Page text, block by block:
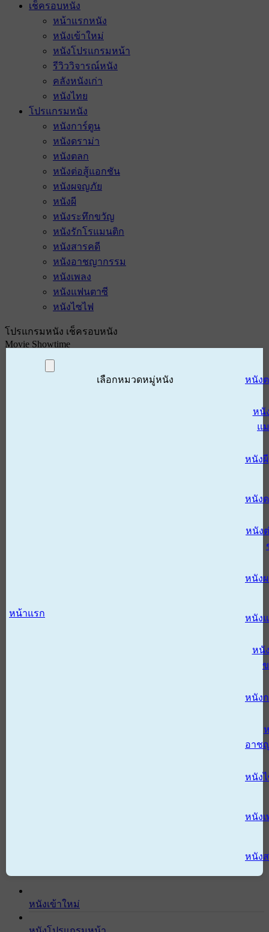
เช็ครอบหนัง
หน้าแรกหนัง
หนังเข้าใหม่
หนังโปรแกรมหน้า
รีวิววิจารณ์หนัง
คลังหนังเก่า
หนังไทย
โปรแกรมหนัง
หนังการ์ตูน
หนังดราม่า
หนังตลก
หนังต่อสู้แอกชัน
หนังผจญภัย
หนังผี
หนังระทึกขวัญ
หนังรักโรแมนติก
หนังสารคดี
หนังอาชญากรรม
หนังเพลง
หนังแฟนตาซี
หนังไซไฟ
โปรแกรมหนัง เช็ครอบหนัง
Movie Showtime
หน้าแรก
เลือกหมวดหมู่หนัง หนัง
หนั
แ
หนังผี
หนัง
หนัง
หนัง
หนัง
หนั
หนัง
อาช
หนัง
หนังเ
หนัง
หนังเข้าใหม่